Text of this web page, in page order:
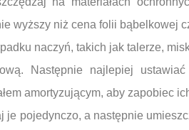
wyższy niż cena folii bąbelkowej
naczyń, takich jak talerze,
Następnie najlepiej
amortyzującym, aby zapobiec
je pojedynczo, a następnie